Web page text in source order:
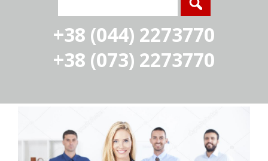
+38 (044) 2273770
+38 (073) 2273770